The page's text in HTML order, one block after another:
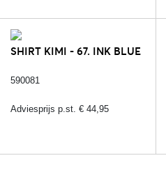
SHIRT KIMI - 67. INK BLUE
590081
Adviesprijs p.st. € 44,95